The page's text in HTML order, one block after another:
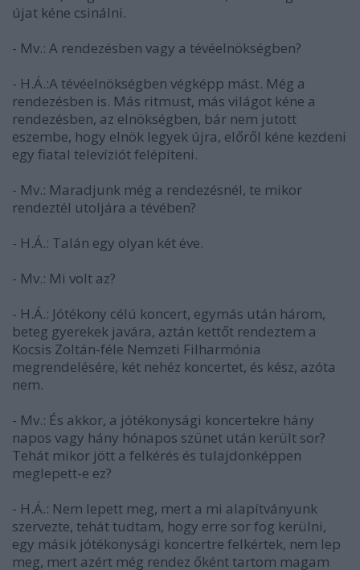
újat kéne csinálni.
- Mv.: A rendezésben vagy a tévéelnökségben?
- H.Á.:A tévéelnökségben végképp mást. Még a
rendezésben is. Más ritmust, más világot kéne a
rendezésben, az elnökségben, bár nem jutott
eszembe, hogy elnök legyek újra, előről kéne kezdeni
egy fiatal televíziót felépíteni.
- Mv.: Maradjunk még a rendezésnél, te mikor
rendeztél utoljára a tévében?
- H.Á.: Talán egy olyan két éve.
- Mv.: Mi volt az?
- H.Á.: Jótékony célú koncert, egymás után három,
beteg gyerekek javára, aztán kettőt rendeztem a
Kocsis Zoltán-féle Nemzeti Filharmónia
megrendelésére, két nehéz koncertet, és kész, azóta
nem.
- Mv.: És akkor, a jótékonysági koncertekre hány
napos vagy hány hónapos szünet után került sor?
Tehát mikor jött a felkérés és tulajdonképpen
meglepett-e ez?
- H.Á.: Nem lepett meg, mert a mi alapítványunk
szervezte, tehát tudtam, hogy erre sor fog kerülni,
egy másik jótékonysági koncertre felkértek, nem lep
meg, mert azért még rendez őként tartom magam